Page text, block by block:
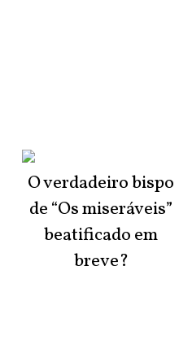
O verdadeiro bispo
de “Os miseráveis”
beatificado em
breve?